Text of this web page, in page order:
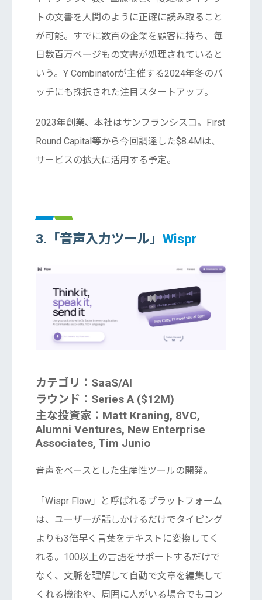
トの文書を人間のように正確に読み取ること
が可能。すでに数百の企業を顧客に持ち、毎
日数百万ページもの文書が処理されていると
いう。Y Combinatorが主催する2024年冬のバ
ッチにも採択された注目スタートアップ。
2023年創業、本社はサンフランシスコ。First
Round Capital等から今回調達した$8.4Mは、
サービスの拡大に活用する予定。
3.「音声入力ツール」 Wispr
カテゴリ：SaaS/AI
ラウンド：Series A ($12M)
主な投資家：Matt Kraning, 8VC,
Alumni Ventures, New Enterprise
Associates, Tim Junio
音声をベースとした生産性ツールの開発。
「Wispr Flow」と呼ばれるプラットフォーム
は、ユーザーが話しかけるだけでタイピング
よりも3倍早く言葉をテキストに変換してく
れる。100以上の言語をサポートするだけで
なく、文脈を理解して自動で文章を編集して
くれる機能や、周囲に人がいる場合でもコン